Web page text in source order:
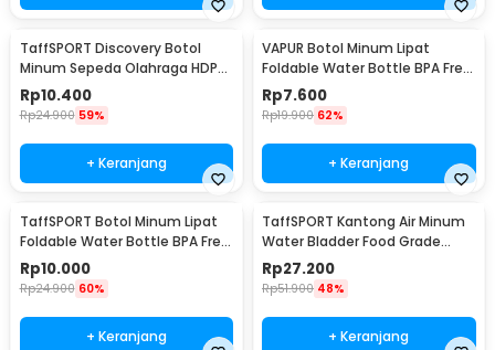
TaffSPORT Discovery Botol
Minum Sepeda Olahraga HDPE
Dust Cover 650ml - 3026
Rp10.400
Rp24.900 59%
+ Keranjang
VAPUR Botol Minum Lipat
Foldable Water Bottle BPA Free
Karabiner 500ml - V5
Rp7.600
Rp19.900 62%
+ Keranjang
TaffSPORT Botol Minum Lipat
Foldable Water Bottle BPA Free
700ml - S29
Rp10.000
Rp24.900 60%
+ Keranjang
TaffSPORT Kantong Air Minum
Water Bladder Food Grade
Hydration Bag 2L - SD16
Rp27.200
Rp51.900 48%
+ Keranjang